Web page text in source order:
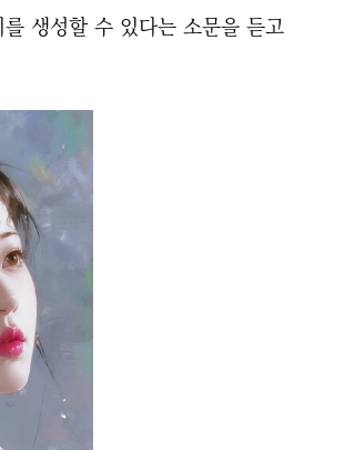
생성할 수 있다는 소문을 듣고